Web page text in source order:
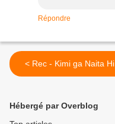
Répondre
< Rec - Kimi ga Naita Hi
Hébergé par Overblog